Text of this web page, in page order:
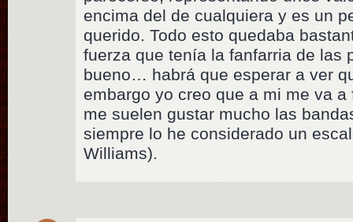
encima del de cualquiera y es un
querido. Todo esto quedaba
fuerza que tenía la fanfarria de las
bueno… habrá que esperar a ver
embargo yo creo que a mi me va
me suelen gustar mucho las
siempre lo he considerado un
Williams).